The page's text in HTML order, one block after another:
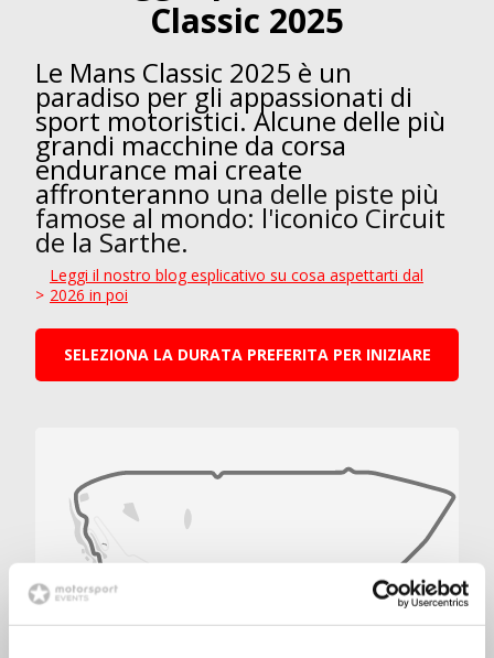
Classic 2025
Le Mans Classic 2025 è un
paradiso per gli appassionati di
sport motoristici. Alcune delle più
grandi macchine da corsa
endurance mai create
affronteranno una delle piste più
famose al mondo: l'iconico Circuit
de la Sarthe.
Leggi il nostro blog esplicativo su cosa aspettarti dal
2026 in poi
SELEZIONA LA DURATA PREFERITA PER INIZIARE